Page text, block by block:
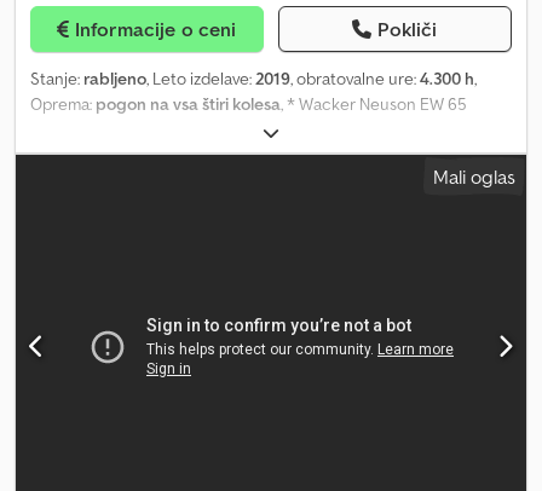
Pnevmatike za terensko uporabo 31*15.5-15 (namesto standardnih
750-16), doplačilo: 999 € Hidravlični zavorni sistem
Informacije o ceni Pokliči
Stanje: rabljeno, Leto izdelave:2019, obratovalne ure:4.300 h,
Oprema: pogon na vsa štiri kolesa, * Wacker Neuson EW 65
mobilni bager * Letnik 2019 * 4300 ur * 7290 kg * Perkins motor
45,5 kW * 30 km/h * Hidravlični hitri priklop Powertilt * 3 žlice: 125,
60, 40 cm * Vse hidravlične napeljave * Klimatska naprava *Mali oglas